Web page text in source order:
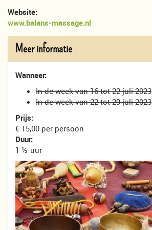
Website:
www.balans-massage.nl
Meer informatie
Wanneer:
In de week van 16 tot 22 juli 2023
In de week van 22 tot 29 juli 2023
Prijs:
€ 15,00 per persoon
Duur:
1 ½ uur